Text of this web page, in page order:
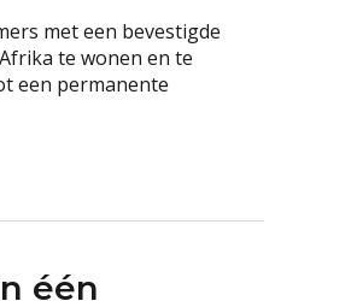
met een bevestigde
te wonen en te
een permanente
één